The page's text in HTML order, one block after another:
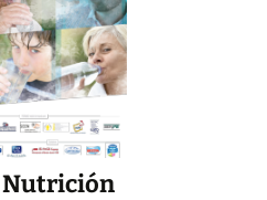
Nutrición